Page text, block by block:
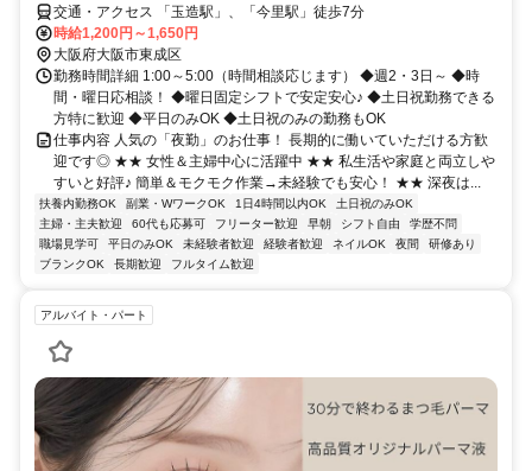
交通・アクセス 「玉造駅」、「今里駅」徒歩7分
時給1,200円～1,650円
大阪府大阪市東成区
勤務時間詳細 1:00～5:00（時間相談応じます） ◆週2・3日～ ◆時
間・曜日応相談！ ◆曜日固定シフトで安定安心♪ ◆土日祝勤務できる
方特に歓迎 ◆平日のみOK ◆土日祝のみの勤務もOK
仕事内容 人気の「夜勤」のお仕事！ 長期的に働いていただける方歓
迎です◎ ★★ 女性＆主婦中心に活躍中 ★★ 私生活や家庭と両立しや
すいと好評♪ 簡単＆モクモク作業→未経験でも安心！ ★★ 深夜は...
扶養内勤務OK 副業・WワークOK 1日4時間以内OK
土日祝のみOK
主婦・主夫歓迎
60代も応募可 フリーター歓迎 早朝 シフト自由
学歴不問
職場見学可
平日のみOK 未経験者歓迎 経験者歓迎 ネイルOK 夜間
研修あり
ブランクOK
長期歓迎 フルタイム歓迎
アルバイト・パート